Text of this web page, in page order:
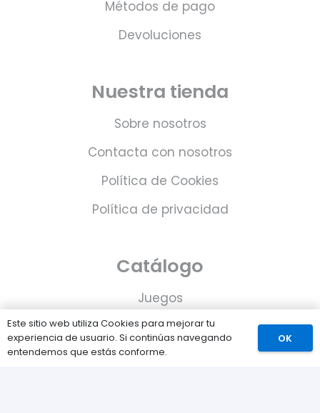
Métodos de pago
Devoluciones
Nuestra tienda
Sobre nosotros
Contacta con nosotros
Política de Cookies
Política de privacidad
Catálogo
Juegos
Consolas
Accesorios para tu PS5
Este sitio web utiliza Cookies para mejorar tu
experiencia de usuario. Si continúas navegando
entendemos que estás conforme.
OK